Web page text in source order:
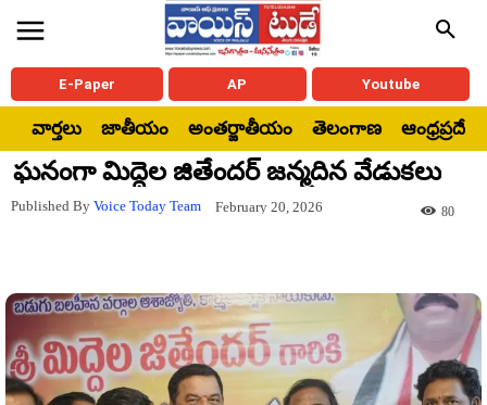
E-Paper AP Youtube
వార్తలు జాతీయం అంతర్జాతీయం తెలంగాణ ఆంధ్రప్రదేశ్
ఘనంగా మిద్దెల జితేందర్ జన్మదిన వేడుకలు
Published By Voice Today Team February 20, 2026 80